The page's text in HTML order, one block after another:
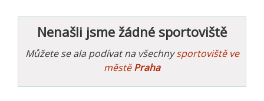
Nenašli jsme žádné sportoviště
Můžete se ala podívat na všechnysportoviště ve
městěPraha